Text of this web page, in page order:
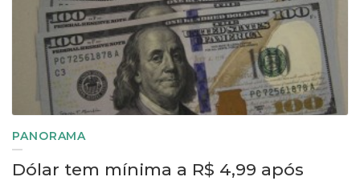
PANORAMA
Dólar tem mínima a R$ 4,99 após